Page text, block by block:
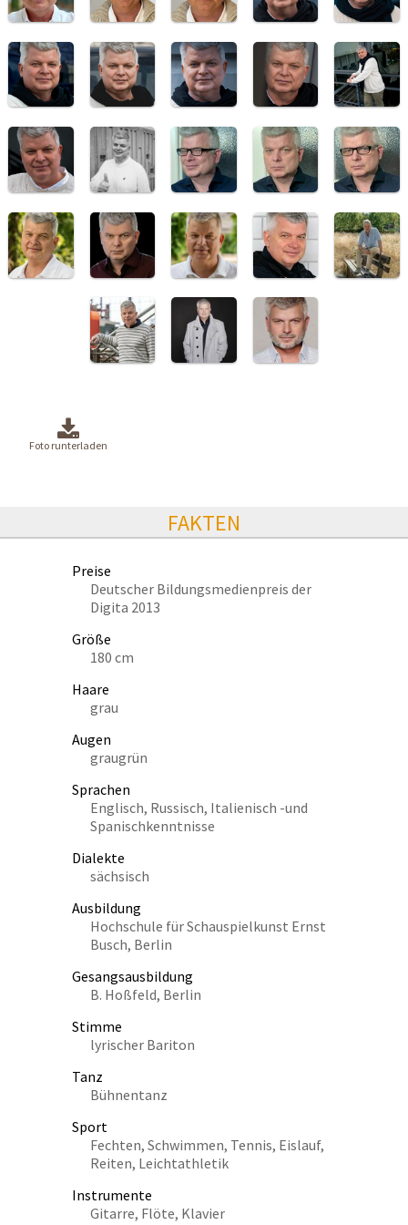
Foto runterladen
FAKTEN
Preise
Deutscher Bildungsmedienpreis der
Digita 2013
Größe
180 cm
Haare
grau
Augen
graugrün
Sprachen
Englisch, Russisch, Italienisch -und
Spanischkenntnisse
Dialekte
sächsisch
Ausbildung
Hochschule für Schauspielkunst Ernst
Busch, Berlin
Gesangsausbildung
B. Hoßfeld, Berlin
Stimme
lyrischer Bariton
Tanz
Bühnentanz
Sport
Fechten, Schwimmen, Tennis, Eislauf,
Reiten, Leichtathletik
Instrumente
Gitarre, Flöte, Klavier